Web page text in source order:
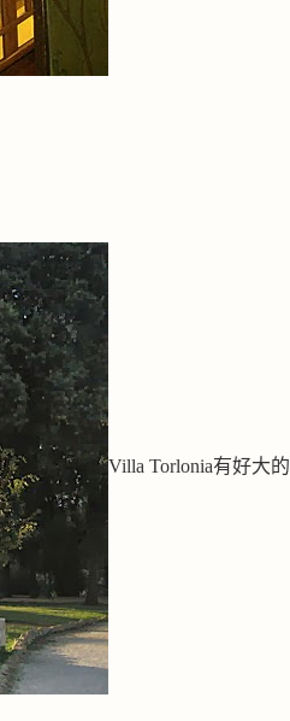
Villa Torlonia有好大